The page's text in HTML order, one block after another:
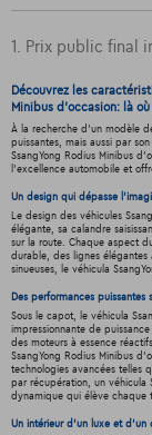
1. Prix public final
Découvrez les
Minibus d'occasion: là
À la recherche d'un modèle
puissantes, mais aussi par
SsangYong Rodius Minibus
l'excellence automobile et
Un design qui dépasse
Le design des véhicules
élégante, sa calandre
sur la route. Chaque aspect
durable, des lignes élégantes
sinueuses, le véhicula
Des performances puissantes
Sous le capot, le véhicula
impressionnante de
des moteurs à essence
SsangYong Rodius Minibus
technologies avancées telles
par récupération, un véhicula
dynamique qui élève chaque
Un intérieur d’un luxe et d’un